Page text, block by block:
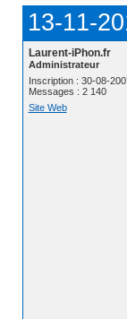
13-11-
Laurent-iPhon.fr
Administrateur
Inscription : 30-08-
Messages : 2 140
Site Web